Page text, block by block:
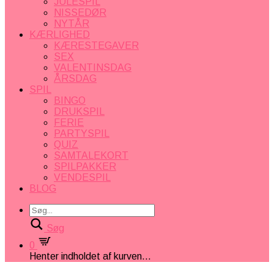
NISSEDØR
NYTÅR
KÆRLIGHED
KÆRESTEGAVER
SEX
VALENTINSDAG
ÅRSDAG
SPIL
BINGO
DRUKSPIL
FERIE
PARTYSPIL
QUIZ
SAMTALEKORT
SPILPAKKER
VENDESPIL
BLOG
Søg
0
Henter indholdet af kurven...